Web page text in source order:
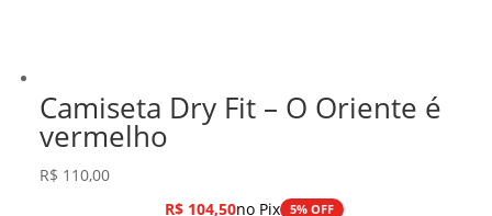
Camiseta Dry Fit – O Oriente é
vermelho
R$ 110,00
R$104,50no Pix 5% OFF